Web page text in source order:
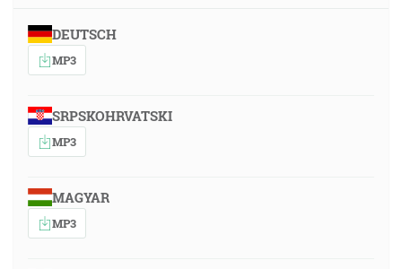
DEUTSCH
MP3
SRPSKOHRVATSKI
MP3
MAGYAR
MP3